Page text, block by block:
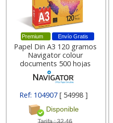
Envío Gratis
Premium
Papel Din A3 120 gramos
Navigator colour
documents 500 hojas
Ref: 104907[ 54998 ]
Disponible
Tarifa :32,46